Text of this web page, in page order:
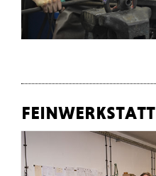
feinwerkstatt